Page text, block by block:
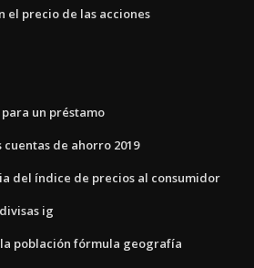
el precio de las acciones
un préstamo
de ahorro 2019
del índice de precios al consumidor
ig
población fórmula geografía